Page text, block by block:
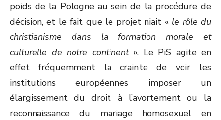
poids de la Pologne au sein de la procédure de
décision, et le fait que le projet niait « le rôle du
christianisme dans la formation morale et
culturelle de notre continent ». Le PiS agite en
effet fréquemment la crainte de voir les
institutions européennes imposer un
élargissement du droit à l’avortement ou la
reconnaissance du mariage homosexuel en